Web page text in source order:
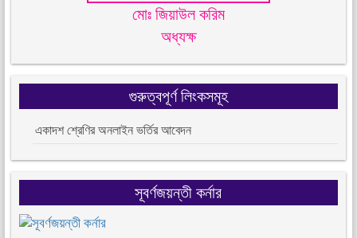
মোঃ জিয়াউল করিম
অধ্যক্ষ
গুরুত্বপূর্ণ লিংকসমূহ
একাদশ শ্রেণির অনলাইন ভর্তির আবেদন
সূবর্ণজয়ন্তী কর্নার